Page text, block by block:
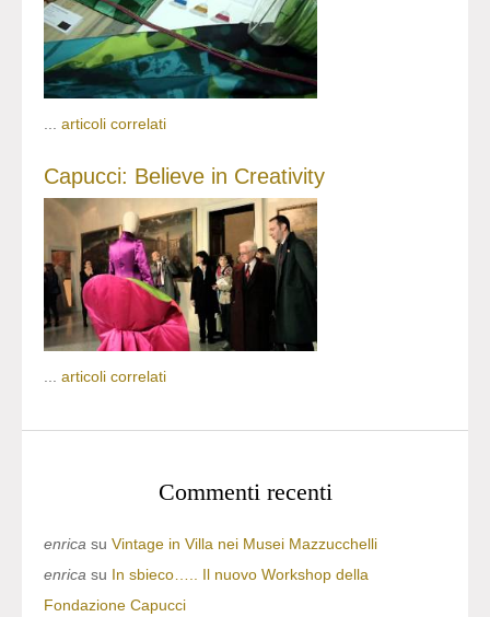
articoli correlati
Capucci: Believe in Creativity
... articoli correlati
Commenti recenti
enrica su Vintage in Villa nei Musei Mazzucchelli
enrica su In sbieco….. Il nuovo Workshop della
Fondazione Capucci